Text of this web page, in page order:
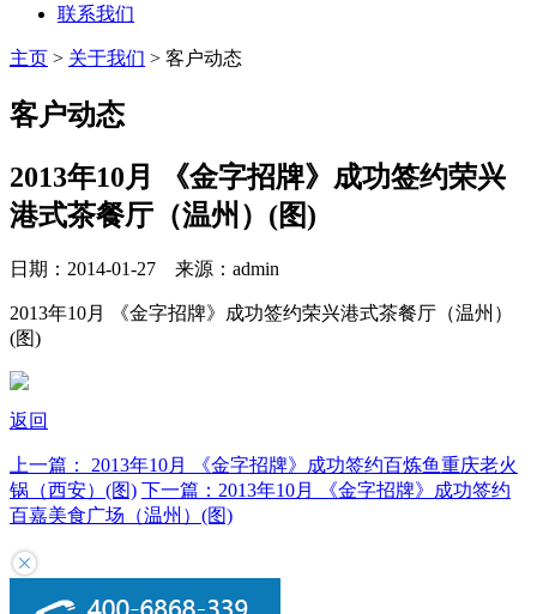
联系我们
主页 > 关于我们 > 客户动态
客户动态
2013年10月 《金字招牌》成功签约荣兴
港式茶餐厅（温州）(图)
日期：2014-01-27 来源：admin
2013年10月 《金字招牌》成功签约荣兴港式茶餐厅（温州）
(图)
返回
上一篇： 2013年10月 《金字招牌》成功签约百炼鱼重庆老火
锅（西安）(图) 下一篇： 2013年10月 《金字招牌》成功签约
百嘉美食广场（温州）(图)